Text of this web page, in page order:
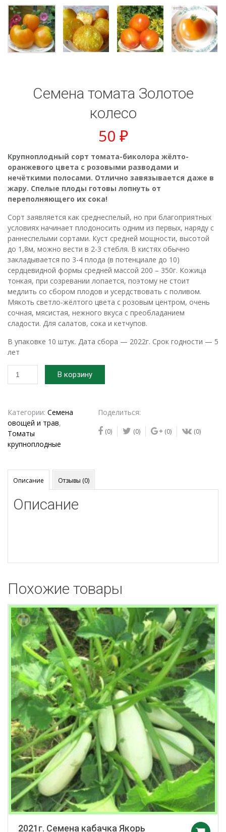
Семена томата Золотое
колесо
50 ₽
Крупноплодный сорт томата-биколора жёлто-
оранжевого цвета с розовыми разводами и
нечёткими полосами. Отлично завязывается даже в
жару. Спелые плоды готовы лопнуть от
переполняющего их сока!
Сорт заявляется как среднеспелый, но при благоприятных
условиях начинает плодоносить одним из первых, наряду с
раннеспелыми сортами. Куст средней мощности, высотой
до 1,8м, можно вести в 2-3 стебля. В кистях обычно
закладывается по 3-4 плода (в потенциале до 10)
сердцевидной формы средней массой 200 – 350г. Кожица
тонкая, при созревании лопается, поэтому не стоит
медлить со сбором плодов и усердствовать с поливом.
Мякоть светло-жёлтого цвета с розовым центром, очень
сочная, мясистая, нежного вкуса с преобладанием
сладости. Для салатов, сока и кетчупов.
В упаковке 10 штук. Дата сбора — 2022г. Срок годности — 5
лет
Количество
товара
Золотое
колесо
В корзину
Категории: Семена
овощей и трав,
Томаты
крупноплодные
Поделиться:
(0) (0) (0) (0)
Описание Отзывы (0)
Описание
Похожие товары
2021г. Семена кабачка Якорь